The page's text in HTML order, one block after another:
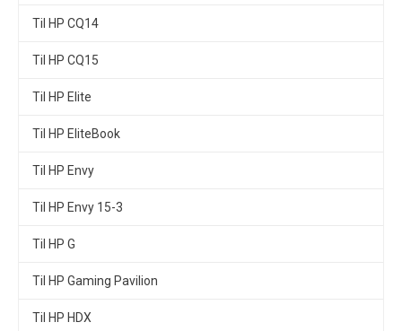
Til HP CQ14
Til HP CQ15
Til HP Elite
Til HP EliteBook
Til HP Envy
Til HP Envy 15-3
Til HP G
Til HP Gaming Pavilion
Til HP HDX